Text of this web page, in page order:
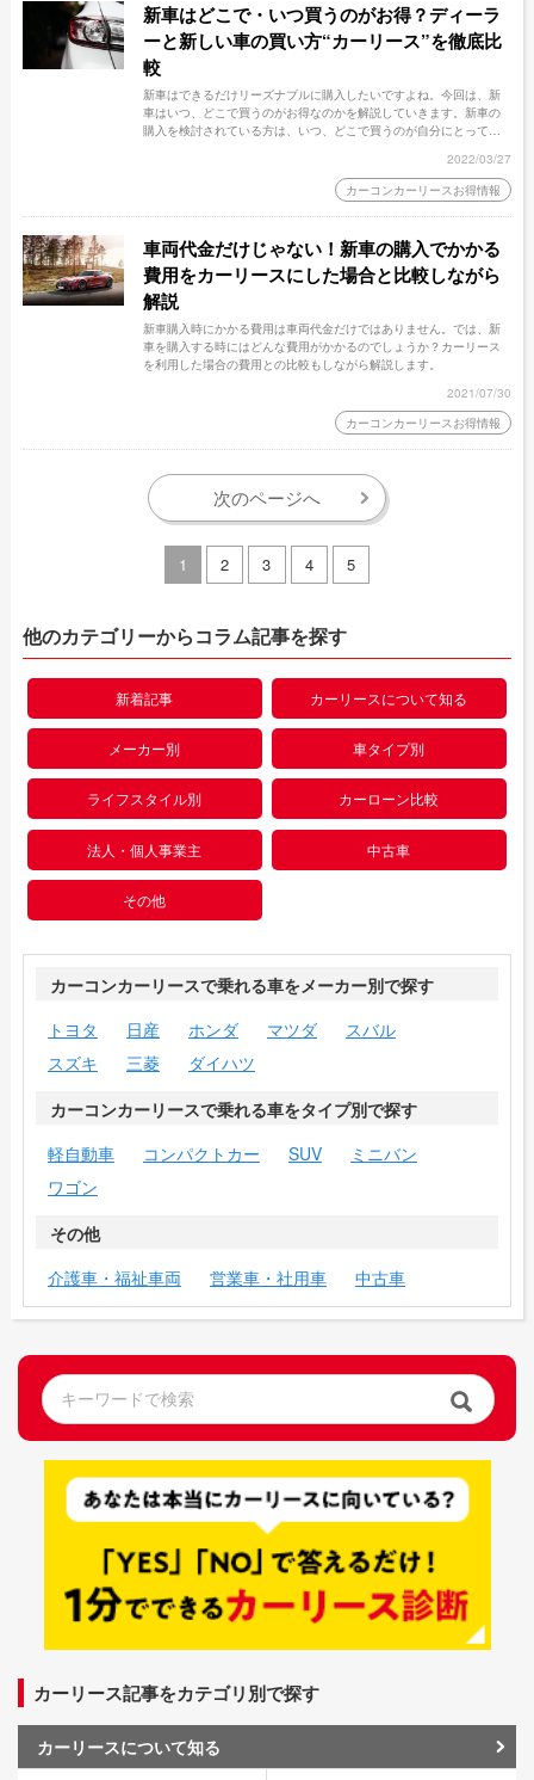
新車はどこで・いつ買うのがお得？ディーラ
ーと新しい車の買い方“カーリース”を徹底比
較
新車はできるだけリーズナブルに購入したいですよね。今回は、新
車はいつ、どこで買うのがお得なのかを解説していきます。新車の
購入を検討されている方は、いつ、どこで買うのが自分にとって最
2022/03/27
カーコンカーリースお得情報
車両代金だけじゃない！新車の購入でかかる
費用をカーリースにした場合と比較しながら
解説
新車購入時にかかる費用は車両代金だけではありません。では、新
車を購入する時にはどんな費用がかかるのでしょうか？カーリース
を利用した場合の費用との比較もしながら解説します。
2021/07/30
カーコンカーリースお得情報
次のページへ
1 2 3 4 5
他のカテゴリーからコラム記事を探す
新着記事 カーリースについて知る
メーカー別 車タイプ別
ライフスタイル別 カーローン比較
法人・個人事業主 中古車
その他
カーコンカーリースで乗れる車をメーカー別で探す
トヨタ
日産 ホンダ マツダ
スバル
スズキ
三菱
ダイハツ
カーコンカーリースで乗れる車をタイプ別で探す
軽自動車
コンパクトカー SUV
ミニバン
ワゴン
その他
介護車・福祉車両
営業車・社用車 中古車
カーリース記事をカテゴリ別で探す
カーリースについて知る